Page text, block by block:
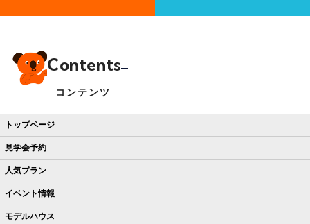
Contents
コンテンツ
トップページ
見学会予約
人気プラン
イベント情報
モデルハウス